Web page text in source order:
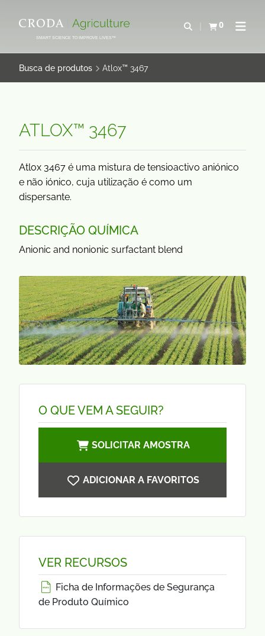
PARA
CONTEÚDO
PARA
MENU
SMART SCIENCE TO IMPROVE LIVES™
Abrir pesquisa
0
Exibir cestaAbrir
Busca de produtos Atlox™ 3467
ATLOX™ 3467
Atlox 3467 é uma mistura de tensioactivo aniónico
e não iónico, cuja utilização é como um
dispersante.
DESCRIÇÃO QUÍMICA
Anionic and nonionic surfactant blend
O QUE VEM A SEGUIR?
SOLICITAR AMOSTRA
ADICIONAR A FAVORITOS
VER RECURSOS
Ficha de Informações de Segurança
de Produto Químico